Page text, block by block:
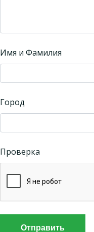
Имя и Фамилия
Город
Проверка
Отправить